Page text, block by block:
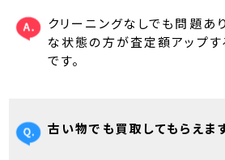
クリーニングなしでも問題あ
な状態の方が査定額アップ
です。
古い物でも買取してもらえま